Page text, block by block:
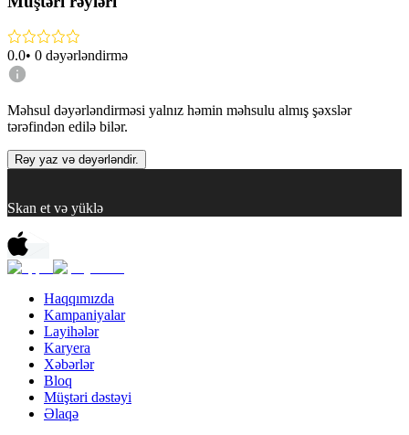
0.0• 0 dəyərləndirmə
Məhsul dəyərləndirməsi yalnız həmin məhsulu almış şəxslər
tərəfindən edilə bilər.
Rəy yaz və dəyərləndir.
Skan et və yüklə
Haqqımızda
Kampaniyalar
Layihələr
Karyera
Xəbərlər
Bloq
Müştəri dəstəyi
Əlaqə